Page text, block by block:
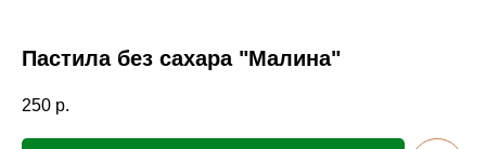
Пастила без сахара "Малина"
250 р.